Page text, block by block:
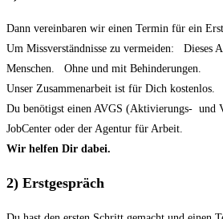
Dann vereinbaren wir einen Termin für ein
Um Missverständnisse zu vermeiden: Dieses
Menschen. Ohne und mit Behinderungen.
Unser Zusammenarbeit ist für Dich kostenlos.
Du benötigst einen AVGS (Aktivierungs- und
JobCenter oder der Agentur für Arbeit.
Wir helfen Dir dabei.
2) Erstgespräch